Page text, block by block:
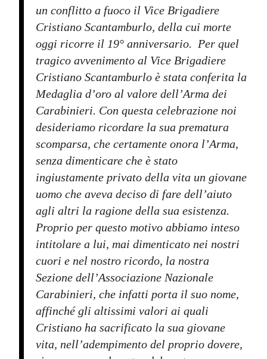
un conflitto a fuoco il Vice Brigadiere
Cristiano Scantamburlo, della cui morte
oggi ricorre il 19° anniversario. Per quel
tragico avvenimento al Vice Brigadiere
Cristiano Scantamburlo è stata conferita la
Medaglia d’oro al valore dell’Arma dei
Carabinieri. Con questa celebrazione noi
desideriamo ricordare la sua prematura
scomparsa, che certamente onora l’Arma,
senza dimenticare che è stato
ingiustamente privato della vita un giovane
uomo che aveva deciso di fare dell’aiuto
agli altri la ragione della sua esistenza.
Proprio per questo motivo abbiamo inteso
intitolare a lui, mai dimenticato nei nostri
cuori e nel nostro ricordo, la nostra
Sezione dell’Associazione Nazionale
Carabinieri, che infatti porta il suo nome,
affinché gli altissimi valori ai quali
Cristiano ha sacrificato la sua giovane
vita, nell’adempimento del proprio dovere,